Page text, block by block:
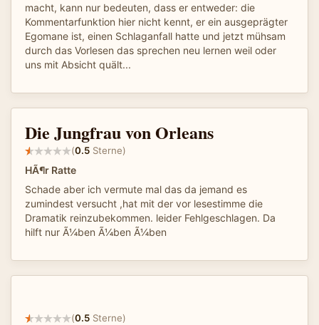
macht, kann nur bedeuten, dass er entweder: die
Kommentarfunktion hier nicht kennt, er ein ausgeprägter
Egomane ist, einen Schlaganfall hatte und jetzt mühsam
durch das Vorlesen das sprechen neu lernen weil oder
uns mit Absicht quält...
Die Jungfrau von Orleans
(0.5 Sterne)
HÃ¶r Ratte
Schade aber ich vermute mal das da jemand es
zumindest versucht ,hat mit der vor lesestimme die
Dramatik reinzubekommen. leider Fehlgeschlagen. Da
hilft nur Ã¼ben Ã¼ben Ã¼ben
(0.5 Sterne)